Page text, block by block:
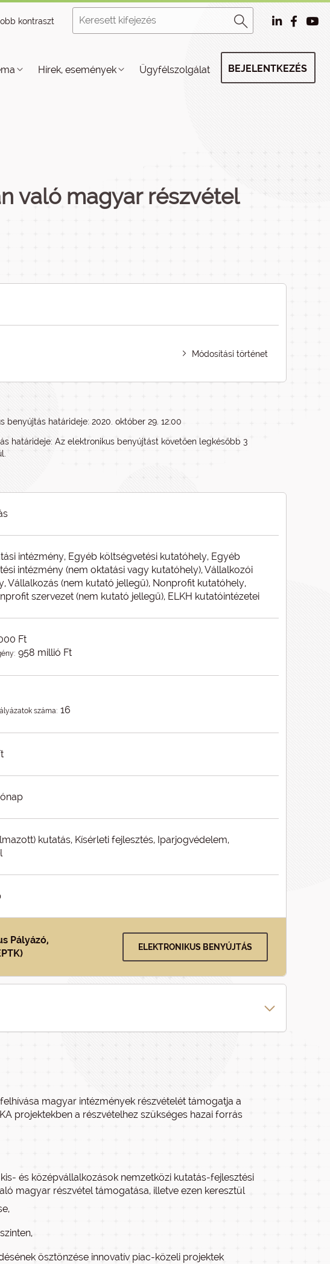
kontraszt
Hírek, események Ügyfélszolgálat BEJELENTKEZÉS
való magyar részvétel
Módosítási történet
benyújtás határideje: 2020. október 29. 12:00
határideje: Az elektronikus benyújtást követően legkésőbb 3
intézmény, Egyéb költségvetési kutatóhely, Egyéb
intézmény (nem oktatási vagy kutatóhely), Vállalkozói
Vállalkozás (nem kutató jellegű), Nonprofit kutatóhely,
szervezet (nem kutató jellegű), ELKH kutatóintézetei
Ft
958 millió Ft
száma: 16
kutatás, Kísérleti fejlesztés, Iparjogvédelem,
Pályázó,
ELEKTRONIKUS BENYÚJTÁS
magyar intézmények részvételét támogatja a
projektekben a részvételhez szükséges hazai forrás
és középvállalkozások nemzetközi kutatás-fejlesztési
magyar részvétel támogatása, illetve ezen keresztül
ösztönzése innovatív piac-közeli projektek